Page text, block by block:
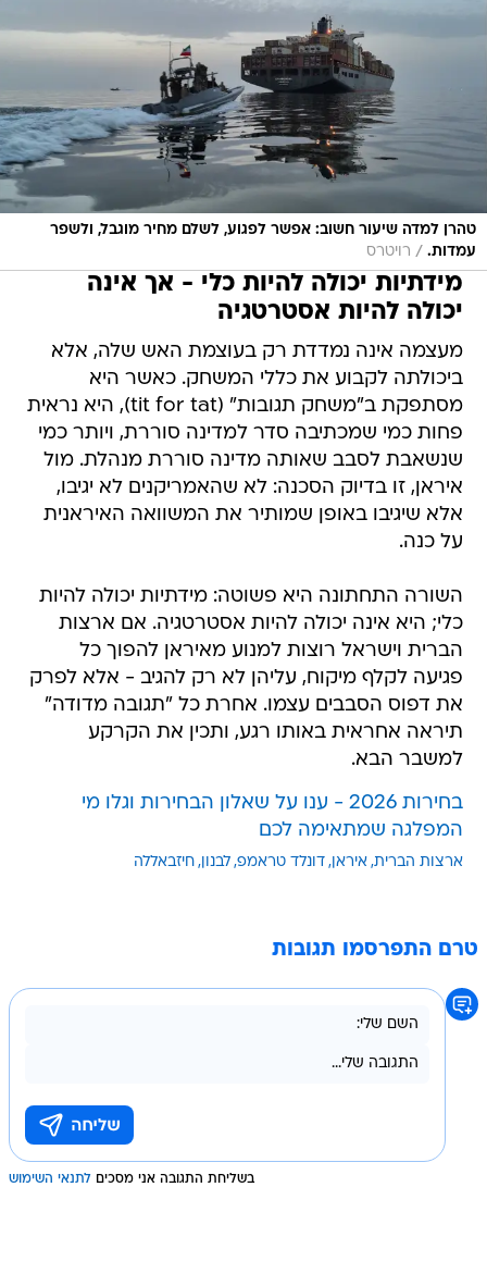
טהרן למדה שיעור חשוב: אפשר לפגוע, לשלם מחיר מוגבל, ולשפר
עמדות. / רויטרס
מידתיות יכולה להיות כלי - אך אינה
יכולה להיות אסטרטגיה
מעצמה אינה נמדדת רק בעוצמת האש שלה, אלא
ביכולתה לקבוע את כללי המשחק. כאשר היא
מסתפקת ב"משחק תגובות" (tit for tat), היא נראית
פחות כמי שמכתיבה סדר למדינה סוררת, ויותר כמי
שנשאבת לסבב שאותה מדינה סוררת מנהלת. מול
איראן, זו בדיוק הסכנה: לא שהאמריקנים לא יגיבו,
אלא שיגיבו באופן שמותיר את המשוואה האיראנית
על כנה.
השורה התחתונה היא פשוטה: מידתיות יכולה להיות
כלי; היא אינה יכולה להיות אסטרטגיה. אם ארצות
הברית וישראל רוצות למנוע מאיראן להפוך כל
פגיעה לקלף מיקוח, עליהן לא רק להגיב - אלא לפרק
את דפוס הסבבים עצמו. אחרת כל "תגובה מדודה"
תיראה אחראית באותו רגע, ותכין את הקרקע
למשבר הבא.
בחירות 2026 - ענו על שאלון הבחירות וגלו מי
המפלגה שמתאימה לכם
ארצות הברית איראן דונלד טראמפ לבנון חיזבאללה
טרם התפרסמו תגובות
בשליחת התגובה אני מסכים לתנאי השימוש